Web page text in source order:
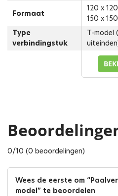
Formaat
Type
verbindingstuk
120 x
150 x
T-model
0/10 (0 beoordelingen)
Wees de eerste om
model” te beoordelen